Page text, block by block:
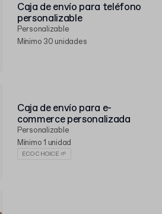
Caja de envío para teléfono
personalizable
Personalizable
Mínimo 30 unidades
Caja de envío para e-
commerce personalizada
Personalizable
Mínimo 1 unidad
ECO CHOICE 🌱